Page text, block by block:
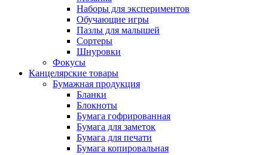
Наборы для экспериментов
Обучающие игры
Пазлы для малышей
Сортеры
Шнуровки
Фокусы
Канцелярские товары
Бумажная продукция
Бланки
Блокноты
Бумага гофрированная
Бумага для заметок
Бумага для печати
Бумага копировальная